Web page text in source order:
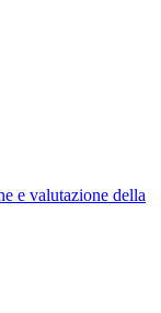
e valutazione della